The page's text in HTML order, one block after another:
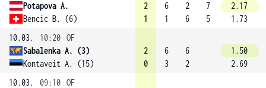
Potapova A.
Bencic B. (6)
2
1
6
1
2
6
7
5
2.17
1.73
10.03.
10:20 OF
Sabalenka A. (3)
Kontaveit A. (15)
2
0
6
3
6
2
1.50
2.69
10.03.
09:10 OF